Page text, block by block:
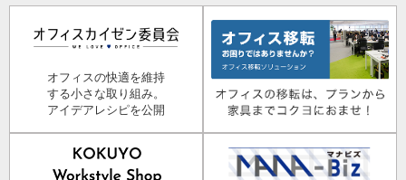
オフィスの快適を維持
する小さな取り組み。
アイデアレシピを公開